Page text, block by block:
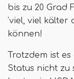
bis zu 20 Grad
'viel, viel kälter
können!
Trotzdem ist
Status nicht zu